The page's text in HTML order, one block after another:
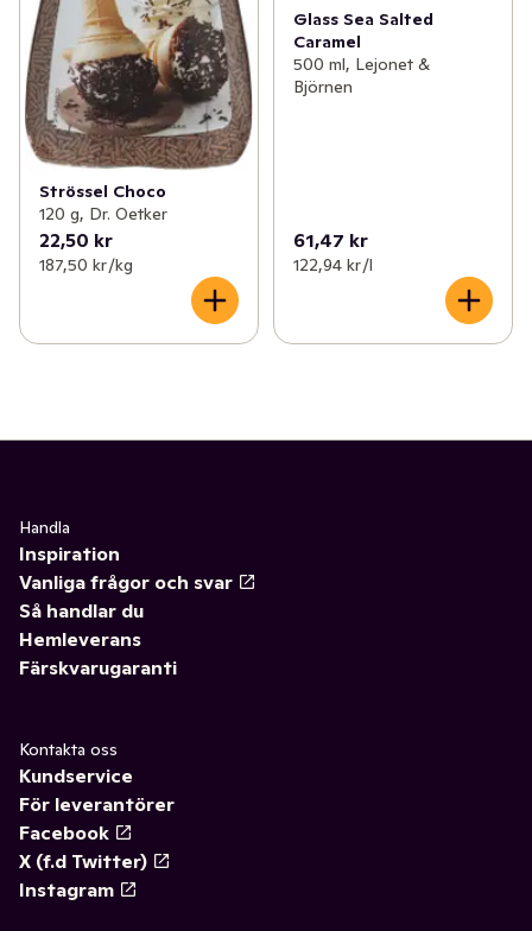
Strössel Choco
120 g, Dr. Oetker
22,50 kr
187,50 kr /kg
Glass Sea Salted
Caramel
500 ml, Lejonet &
Björnen
61,47 kr
122,94 kr /l
Handla
Inspiration
Vanliga frågor och svar
Så handlar du
Hemleverans
Färskvarugaranti
Kontakta oss
Kundservice
För leverantörer
Facebook
X (f.d Twitter)
Instagram